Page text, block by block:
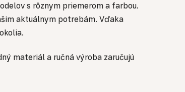
s rôznym priemerom a farbou.
aktuálnym potrebám. Vďaka
materiál a ručná výroba zaručujú